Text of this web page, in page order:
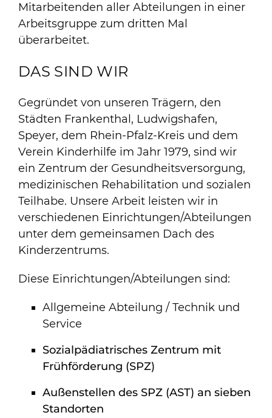
Mitarbeitenden aller Abteilungen in einer
Arbeitsgruppe zum dritten Mal
überarbeitet.
DAS SIND WIR
Gegründet von unseren Trägern, den
Städten Frankenthal, Ludwigshafen,
Speyer, dem Rhein-Pfalz-Kreis und dem
Verein Kinderhilfe im Jahr 1979, sind wir
ein Zentrum der Gesundheitsversorgung,
medizinischen Rehabilitation und sozialen
Teilhabe. Unsere Arbeit leisten wir in
verschiedenen Einrichtungen/Abteilungen
unter dem gemeinsamen Dach des
Kinderzentrums.
Diese Einrichtungen/Abteilungen sind:
Allgemeine Abteilung / Technik und
Service
Sozialpädiatrisches Zentrum mit
Frühförderung (SPZ)
Außenstellen des SPZ (AST) an sieben
Standorten